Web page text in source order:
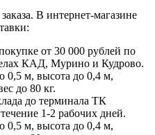
В интернет-магазине
от 30 000 рублей по
КАД, Мурино и Кудрово.
0,5 м, высота до 0,4 м,
до 80 кг.
до терминала ТК
1-2 рабочих дней.
0,5 м, высота до 0,4 м,